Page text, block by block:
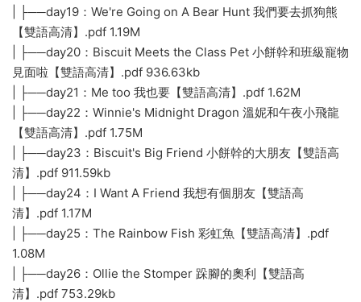
| ├──day19：We're Going on A Bear Hunt 我們要去抓狗熊
【雙語高清】.pdf 1.19M
| ├──day20：Biscuit Meets the Class Pet 小餅幹和班級寵物
見面啦【雙語高清】.pdf 936.63kb
| ├──day21：Me too 我也要【雙語高清】.pdf 1.62M
| ├──day22：Winnie's Midnight Dragon 溫妮和午夜小飛龍
【雙語高清】.pdf 1.75M
| ├──day23：Biscuit's Big Friend 小餅幹的大朋友【雙語高
清】.pdf 911.59kb
| ├──day24：I Want A Friend 我想有個朋友【雙語高
清】.pdf 1.17M
| ├──day25：The Rainbow Fish 彩虹魚【雙語高清】.pdf
1.08M
| ├──day26：Ollie the Stomper 跺腳的奧利【雙語高
清】.pdf 753.29kb